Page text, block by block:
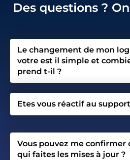
Des questions ?
Le changement de mon
votre est il simple et
prend t-il ?
Etes vous réactif au
Vous pouvez me confirmer
qui faites les mises à jour ?